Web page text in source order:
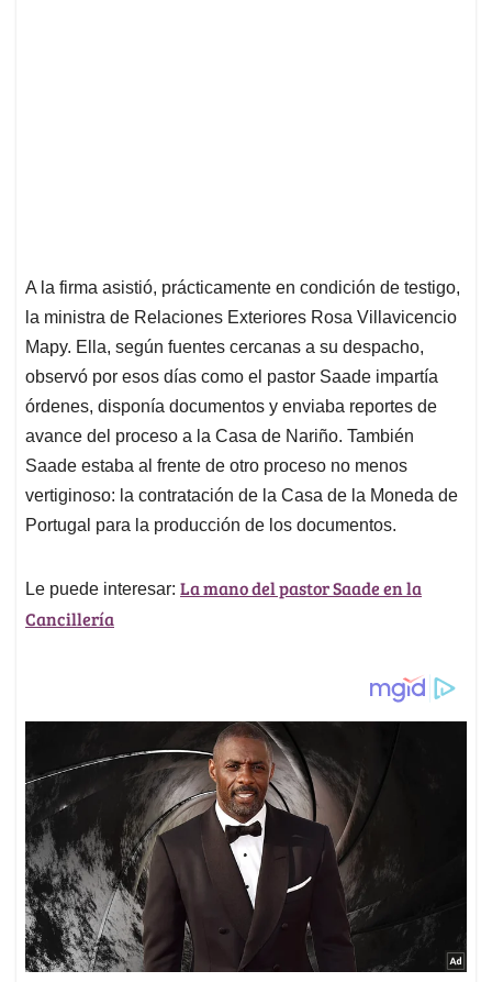
A la firma asistió, prácticamente en condición de testigo,
la ministra de Relaciones Exteriores Rosa Villavicencio
Mapy. Ella, según fuentes cercanas a su despacho,
observó por esos días como el pastor Saade impartía
órdenes, disponía documentos y enviaba reportes de
avance del proceso a la Casa de Nariño. También
Saade estaba al frente de otro proceso no menos
vertiginoso: la contratación de la Casa de la Moneda de
Portugal para la producción de los documentos.
Le puede interesar: La mano del pastor Saade en la
Cancillería